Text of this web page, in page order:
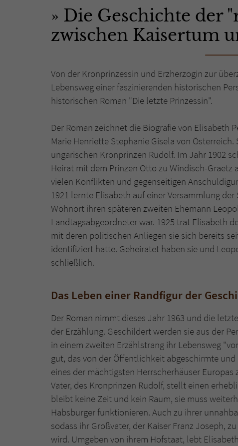
Die Geschichte der
zwischen Kaisertum
Von der Kronprinzessin und Erzherzogin zur
Lebensweg einer faszinierenden historischen
historischen Roman "Die letzte Prinzessin".
Der Roman zeichnet die Biografie von Elisabeth
Marie Henriette Stephanie Gisela von
ungarischen Kronprinzen Rudolf. Im Jahr 1902
Heirat mit dem Prinzen Otto zu Windisch-Graetz
vielen Konflikten und gegenseitigen
1921 lernte Elisabeth auf einer Versammlung
Wohnort ihren späteren zweiten Ehemann
Landtagsabgeordneter war. 1925 trat Elisabeth
mit deren politischen Anliegen sie sich bereits
identifiziert hatte. Geheiratet haben sie und
schließlich.
Das Leben einer Randfigur der
Der Roman nimmt dieses Jahr 1963 und die
der Erzählung. Geschildert werden sie aus der
in einem zweiten Erzählstrang ihr Lebensweg
gut, das von der Öffentlichkeit abgeschirmte
eines der mächtigsten Herrscherhäuser
Vater, des Kronprinzen Rudolf, stellt einen
bleibt keine Zeit und kein Raum, sie muss
Habsburger funktionieren. Auch zu ihrer
sodass ihr Großvater, der Kaiser Franz Joseph,
wird. Umgeben von ihrem Hofstaat, lebt